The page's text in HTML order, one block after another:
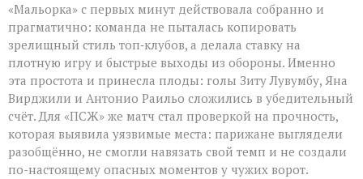
«Мальорка» с первых минут действовала собранно и
прагматично: команда не пыталась копировать
зрелищный стиль топ‑клубов, а делала ставку на
плотную игру и быстрые выходы из обороны. Именно
эта простота и принесла плоды: голы Зиту Лувумбу, Яна
Вирджили и Антонио Раильо сложились в убедительный
счёт. Для «ПСЖ» же матч стал проверкой на прочность,
которая выявила уязвимые места: парижане выглядели
разобщённо, не смогли навязать свой темп и не создали
по-настоящему опасных моментов у чужих ворот.